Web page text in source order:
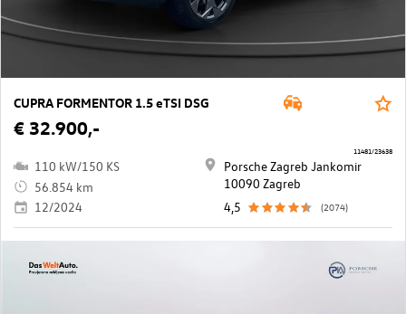
CUPRA FORMENTOR 1.5 eTSI DSG
€ 32.900,-
110 kW/150 KS
56.854 km
12/2024
Porsche Zagreb Jankomir
10090 Zagreb
4,5
(2074)
11481/23638